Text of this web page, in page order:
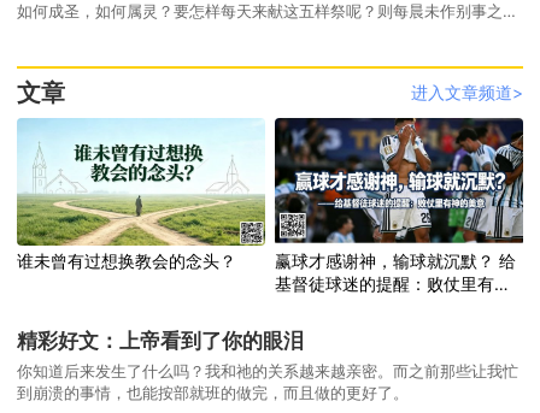
如何成圣，如何属灵？要怎样每天来献这五样祭呢？则每晨未作别事之
安。到了晚上，再跪下祷告，在主面前省察自己，自问：今旧尚有何事当
作未作，应作不作？与人交往，说话是否诚实？钱财物件，有否欠人的地
方？占人便宜？若察有对上帝对人不起的事，须马上认罪，求上帝赦免，
靠主宝血，必得赦免，但亏欠人的地方，须从速赔偿人家。
文章 进入文章频道>
谁未曾有过想换教会的念头？
赢球才感谢神，输球就沉默？ 给
基督徒球迷的提醒：败仗里有神
精彩好文：上帝看到了你的眼泪
你知道后来发生了什么吗？我和祂的关系越来越亲密。而之前那些让我忙
到崩溃的事情，也能按部就班的做完，而且做的更好了。